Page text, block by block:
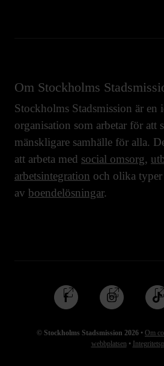
Om Stockholms
Stockholms Stadsmission är en
organisation som arbetar för att
mänskligare samhälle för alla.
att arbeta med social omsorg,
arbetsintegration och olika typer
av boendelösningar.
© Stockholms Stadsmission 2026 • Om
webbplatsen •
Följ
oss
Facebook
Följ
oss
Instagram
Följ
oss